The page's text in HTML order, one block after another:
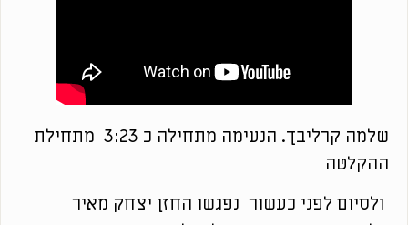
שלמה קרליבך. הנעימה מתחילה כ 3:23 מתחילת
ההקלטה
ולסיום לפני כעשור נפגשו החזן יצחק מאיר